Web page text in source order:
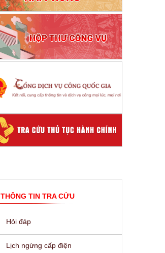
THÔNG TIN TRA CỨU
Hỏi đáp
Lịch ngừng cấp điện